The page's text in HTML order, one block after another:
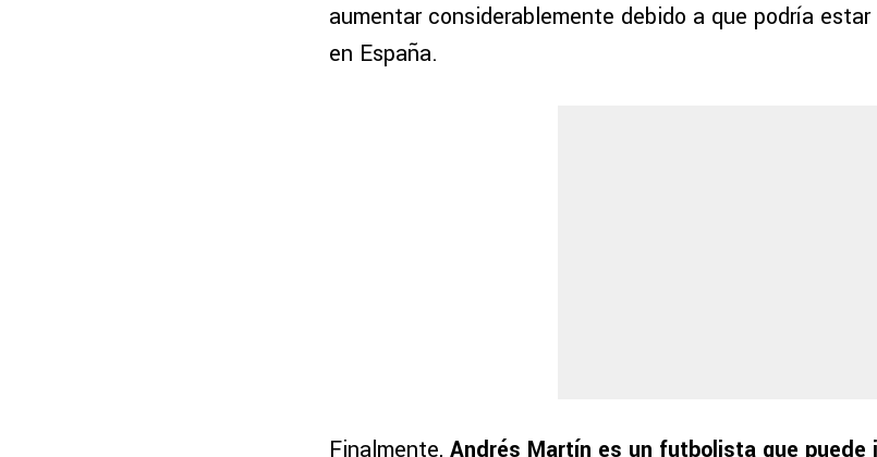
aumentar considerablemente debido a que podría
en España.
Finalmente, Andrés Martín es un futbolista que puede